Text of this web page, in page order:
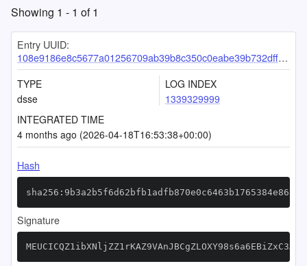
Showing 1 - 1 of1
Entry UUID:
108e9186e8c5677a01256709ab39b8c350c0eabe39b732dffd19d8e13de31f268c821fe653626a26
TYPE
dsse
LOG INDEX
1339329999
INTEGRATED TIME
4 months ago (2026-04-18T16:53:38+00:00)
Hash
Signature